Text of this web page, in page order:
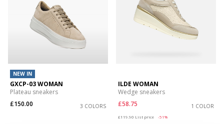
NEW IN
GXCP-03 WOMAN
Plateau sneakers
£150.00
3 COLORS
ILDE WOMAN
Wedge sneakers
£58.75
1 COLOR
£119.90 List price
-51%